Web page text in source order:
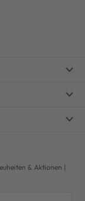
& Aktionen |